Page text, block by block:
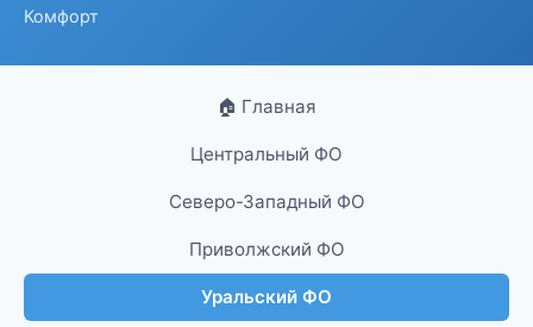
Комфорт
🏠 Главная
Центральный ФО
Северо-Западный ФО
Приволжский ФО
Уральский ФО